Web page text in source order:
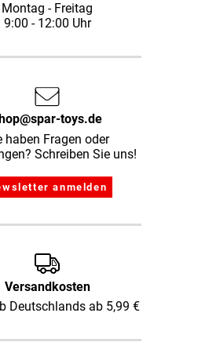
Montag - Freitag
9:00 - 12:00 Uhr
toys.de
haben Fragen oder
Schreiben Sie uns!
Versandkosten
Deutschlands ab 5,99 €